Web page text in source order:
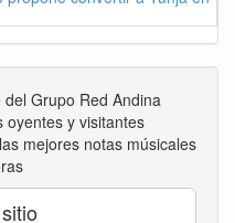
Grupo Red Andina
oyentes y visitantes
mejores notas músicales